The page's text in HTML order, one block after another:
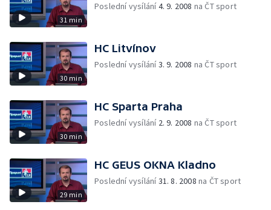
31 min
Poslední vysílání4. 9. 2008 na ČT sport
30 min
HC Litvínov
Poslední vysílání3. 9. 2008 na ČT sport
30 min
HC Sparta Praha
Poslední vysílání 2. 9. 2008 na ČT sport
29 min
HC GEUS OKNA Kladno
Poslední vysílání31. 8. 2008 na ČT sport